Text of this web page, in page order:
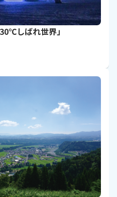
しばれ世界」